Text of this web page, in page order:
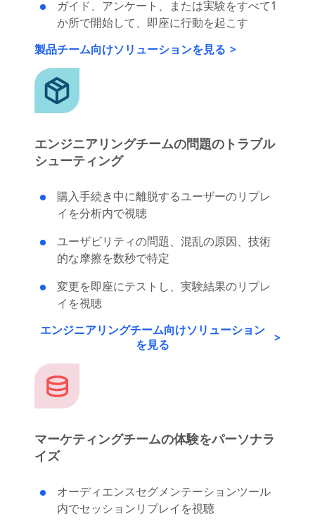
ガイド、アンケート、または実験をすべて1
か所で開始して、即座に行動を起こす
製品チーム向けソリューションを見る
エンジニアリングチームの問題のトラブル
シューティング
購入手続き中に離脱するユーザーのリプレ
イを分析内で視聴
ユーザビリティの問題、混乱の原因、技術
的な摩擦を数秒で特定
変更を即座にテストし、実験結果のリプレ
イを視聴
エンジニアリングチーム向けソリューション
を見る
マーケティングチームの体験をパーソナラ
イズ
オーディエンスセグメンテーションツール
内でセッションリプレイを視聴